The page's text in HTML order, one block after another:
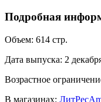
Подробная
Объем: 614 стр.
Дата выпуска: 2
Возрастное
В магазинах: ЛитРес